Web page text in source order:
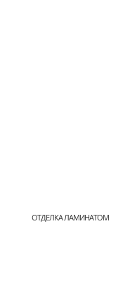
ОТДЕЛКА ЛАМИНАТОМ